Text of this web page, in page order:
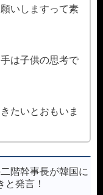
いしますって素
は子供の思考で
たいとおもいま
階幹事長が韓国に
発言！